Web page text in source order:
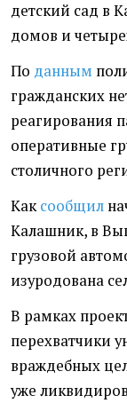
детский сад в
домов и
По данным
гражданских
реагирования
оперативные
столичного
Каксообщил
Калашник, в
грузовой
изуродована
В рамках
перехватчики
враждебных
уже